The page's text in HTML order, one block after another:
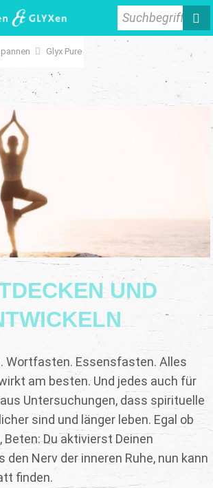
Suchbegriff
Glyx Pure
UND
Wortfasten. Essensfasten. Alles
am besten. Und jedes auch für
Untersuchungen, dass spirituelle
sind und länger leben. Egal ob
Beten: Du aktivierst Deinen
den Nerv der inneren Ruhe, nun kann
finden.